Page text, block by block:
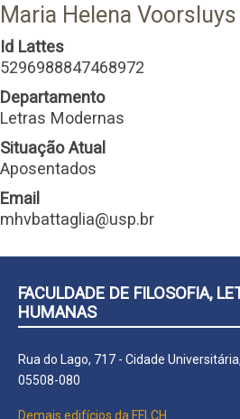
Maria Helena
Id Lattes
5296988847468972
Departamento
Letras Modernas
Situação Atual
Aposentados
Email
mhvbattaglia@usp.br
FACULDADE DE FILOSOFIA,
HUMANAS
Rua do Lago, 717 - Cidade
05508-080
Demais edifícios da FFLCH